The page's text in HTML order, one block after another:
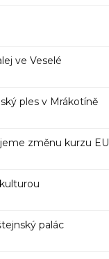
ve Veselé
ples v Mrákotíně
změnu kurzu EU
palác